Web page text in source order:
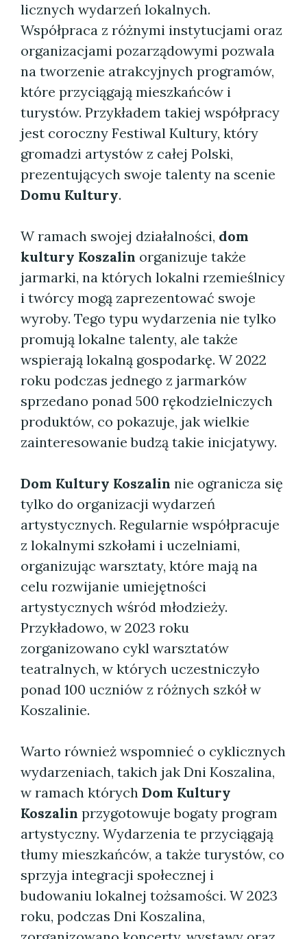
licznych wydarzeń lokalnych.
Współpraca z różnymi instytucjami oraz
organizacjami pozarządowymi pozwala
na tworzenie atrakcyjnych programów,
które przyciągają mieszkańców i
turystów. Przykładem takiej współpracy
jest coroczny Festiwal Kultury, który
gromadzi artystów z całej Polski,
prezentujących swoje talenty na scenie
Domu Kultury.
W ramach swojej działalności, dom
kultury Koszalin organizuje także
jarmarki, na których lokalni rzemieślnicy
i twórcy mogą zaprezentować swoje
wyroby. Tego typu wydarzenia nie tylko
promują lokalne talenty, ale także
wspierają lokalną gospodarkę. W 2022
roku podczas jednego z jarmarków
sprzedano ponad 500 rękodzielniczych
produktów, co pokazuje, jak wielkie
zainteresowanie budzą takie inicjatywy.
Dom Kultury Koszalin nie ogranicza się
tylko do organizacji wydarzeń
artystycznych. Regularnie współpracuje
z lokalnymi szkołami i uczelniami,
organizując warsztaty, które mają na
celu rozwijanie umiejętności
artystycznych wśród młodzieży.
Przykładowo, w 2023 roku
zorganizowano cykl warsztatów
teatralnych, w których uczestniczyło
ponad 100 uczniów z różnych szkół w
Koszalinie.
Warto również wspomnieć o cyklicznych
wydarzeniach, takich jak Dni Koszalina,
w ramach których Dom Kultury
Koszalin przygotowuje bogaty program
artystyczny. Wydarzenia te przyciągają
tłumy mieszkańców, a także turystów, co
sprzyja integracji społecznej i
budowaniu lokalnej tożsamości. W 2023
roku, podczas Dni Koszalina,